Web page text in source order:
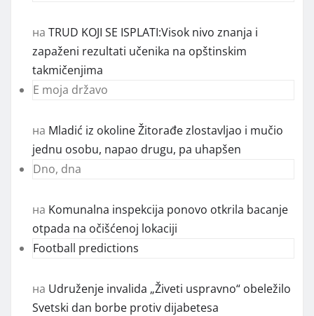
на TRUD KOJI SE ISPLATI:Visok nivo znanja i
zapaženi rezultati učenika na opštinskim
takmičenjima
E moja državo
на Mladić iz okoline Žitorađe zlostavljao i mučio
jednu osobu, napao drugu, pa uhapšen
Dno, dna
на Komunalna inspekcija ponovo otkrila bacanje
otpada na očišćenoj lokaciji
Football predictions
на Udruženje invalida „Živeti uspravno“ obeležilo
Svetski dan borbe protiv dijabetesa